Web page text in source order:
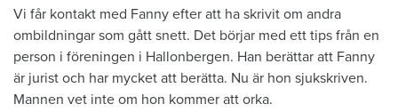
Vi får kontakt med Fanny efter att ha skrivit om andra
ombildningar som gått snett. Det börjar med ett tips från en
person i föreningen i Hallonbergen. Han berättar att Fanny
är jurist och har mycket att berätta. Nu är hon sjukskriven.
Mannen vet inte om hon kommer att orka.